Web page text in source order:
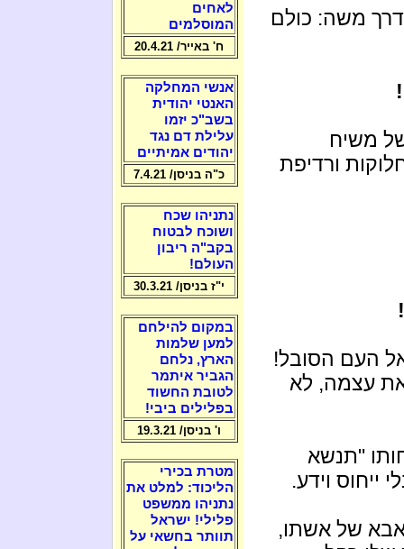
משה: כולם
משיח
ורדיפת
העם הסובל!
עצמה, לא
"תנשא
ייחוס וידע.
של אשתו,
לאחים
המוסלמים
ח' באייר/ 20.4.21
אנשי המחלקה
האנטי יהודית
בשב"כ יזמו
עלילת דם נגד
יהודים אמיתיים
כ"ה בניסן/ 7.4.21
נתניהו שכח
ושוכח לבטוח
בקב"ה ריבון
העולם!
י"ז בניסן/ 30.3.21
במקום להילחם
למען שלמות
הארץ, נלחם
הגביר איתמר
לטובת החשוד
בפלילים ביבי!
ו' בניסן/ 19.3.21
מטרת בכירי
הליכוד: למלט את
נתניהו ממשפט
פלילי! ישראל
תוותר בחשאי על